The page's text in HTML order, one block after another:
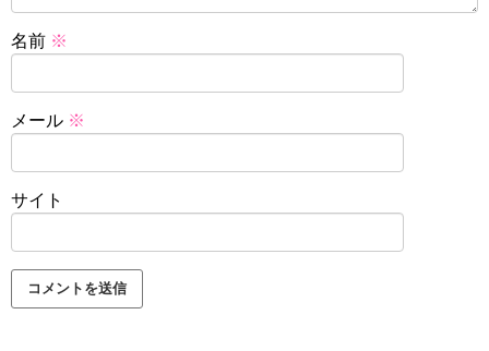
名前 ※
メール ※
サイト